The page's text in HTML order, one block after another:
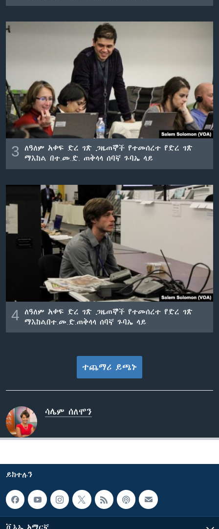
3
ለዓለም አቀፍ ድረ ገጽ ጋዜጠኞች የተመሰረተ የድረ ገጽ
ማእከል በተ.መ.ድ. ጠቅላላ ሰባኛ ጉባኤ ላይ
4
ለዓለም አቀፍ ድረ ገጽ ጋዜጠኞች የተመሰረተ የድረ ገጽ
ማእከልበተ.መ.ድ.ጠቅላላ ሰባኛ ጉባኤ ላይ
ተጨማሪ ይጫኑ
ሳሌም ሰለሞን
ይከተሉን